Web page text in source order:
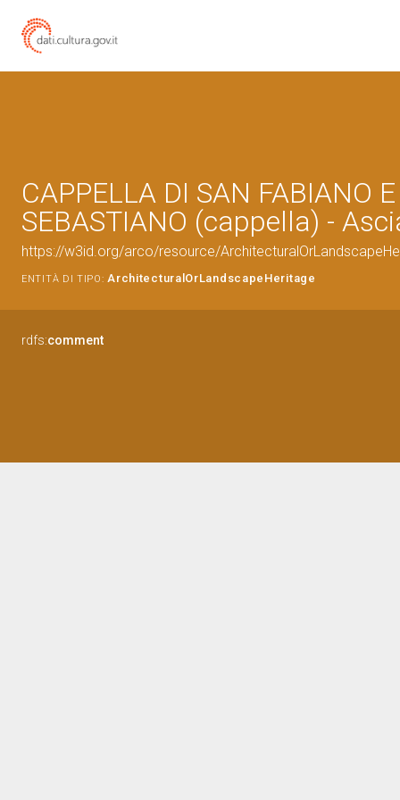
CAPPELLA DI SAN FABIANO
SEBASTIANO (cappella) -
https://w3id.org/arco/resource/
ENTITÀ DI TIPO: ArchitecturalOrLandscapeHeritage
rdfs:comment